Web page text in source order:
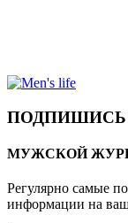
ПОДПИШИСЬ
МУЖСКОЙ
Регулярно самые
информации на